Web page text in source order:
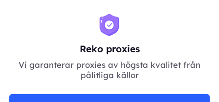
Reko proxies
Vi garanterar proxies av högsta kvalitet från
pålitliga källor